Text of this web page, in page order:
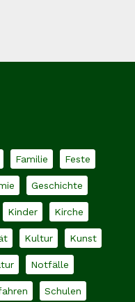
Familie Feste
Geschichte
Kinder Kirche
Kultur Kunst
Notfälle
Schulen